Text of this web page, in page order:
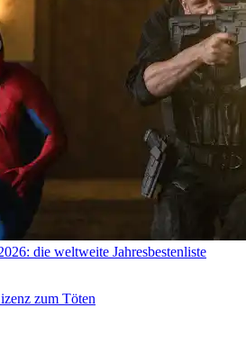
die weltweite Jahresbestenliste
zum Töten